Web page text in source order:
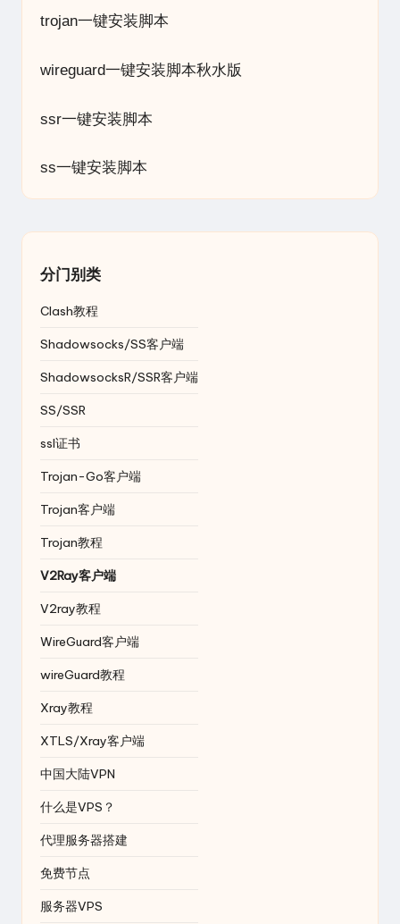
trojan一键安装脚本
wireguard一键安装脚本秋水版
ssr一键安装脚本
ss一键安装脚本
分门别类
Clash教程
Shadowsocks/SS客户端
ShadowsocksR/SSR客户端
SS/SSR
ssl证书
Trojan-Go客户端
Trojan客户端
Trojan教程
V2Ray客户端
V2ray教程
WireGuard客户端
wireGuard教程
Xray教程
XTLS/Xray客户端
中国大陆VPN
什么是VPS？
代理服务器搭建
免费节点
服务器VPS